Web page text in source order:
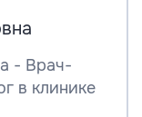
- Врач-
в клинике